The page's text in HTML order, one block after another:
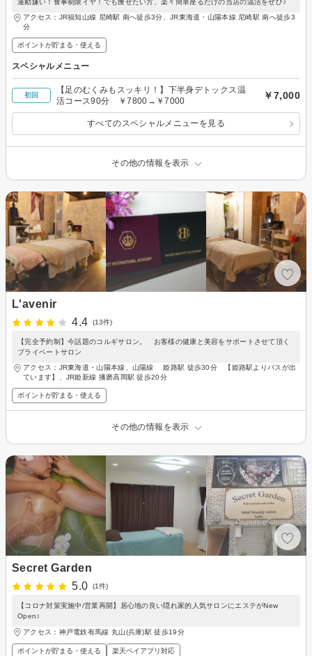
運動嫌い！食事制限イヤ！でも痩せたい方、楽々簡単座るだけの当店の温活をぜひ♪
アクセス：JR福知山線 尼崎駅 南へ徒歩3分、JR東海道・山陽本線 尼崎駅 南へ徒歩3
分
ポイントが貯まる・使える
スペシャルメニュー
初回
【足のむくみもスッキリ！】下半身デトックス温
活コース90分 ￥7800→￥7000
￥7,000
すべてのスペシャルメニューを見る
その他の情報を表示
L'avenir
4.4
(13件)
【完全予約制】今話題のコルギサロン。 お客様の健康と美容をサポートさせて頂く
プライベートサロン
アクセス：JR東海道・山陽本線、山陽線 姫路駅 徒歩30分 【姫路駅よりバスが出
ています】、JR姫新線 播磨高岡駅 徒歩20分
ポイントが貯まる・使える
その他の情報を表示
Secret Garden
5.0
(1件)
【コロナ対策実施中/営業再開】居心地の良い隠れ家的人気サロンにエステがNew
Open♪
アクセス：神戸電鉄有馬線 丸山(兵庫)駅 徒歩19分
ポイントが貯まる・使える 楽天ペイアプリ対応